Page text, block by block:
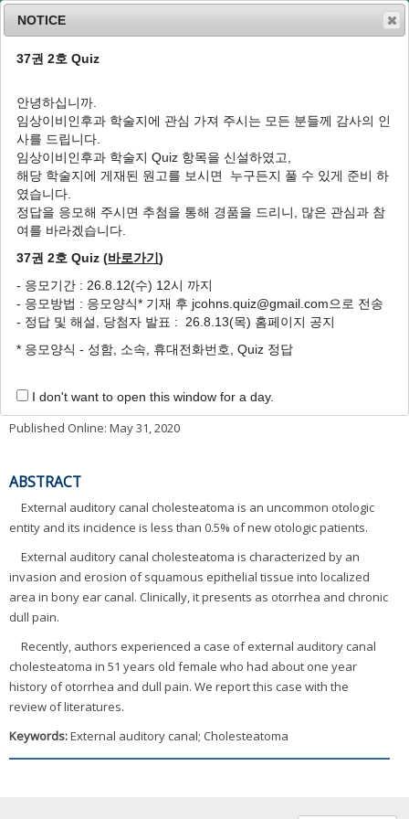
n
v
o
J Clin Otolaryngol Head Neck Surg
(1): 98-101
pISSN: 1225-0244, eISSN: 2713-833X
DOI:https://doi.org/10.35420/jcohns.1994.5.1.98
임상
외이도 진주종 1례
김효준 1,정태기1,윤성원1,윤태현
A Case of External Auditory Canal
Cholesteatoma
Hyo Joon Kim ,Tae Gee Jung ,Seong Won Yoon
Author Information & Copyright▼
Published Online: May 31, 2020
ABSTRACT
External auditory canal cholesteatoma is an uncommon otologic
entity and its incidence is less than 0.5% of new otologic patients.
External auditory canal cholesteatoma is characterized by an
invasion and erosion of squamous epithelial tissue into localized
area in bony ear canal. Clinically, it presents as otorrhea and chronic
dull pain.
Recently, authors experienced a case of external auditory canal
cholesteatoma in 51 years old female who had about one year
history of otorrhea and dull pain. We report this case with the
review of literatures.
Keywords:External auditory canal; Cholesteatoma
NOTICE
37권 2호 Quiz
안녕하십니까.
임상이비인후과 학술지에 관심 가져 주시는 모든 분들께 감사의 인
사를 드립니다.
임상이비인후과 학술지 Quiz 항목을 신설하였고,
해당 학술지에 게재된 원고를 보시면 누구든지 풀 수 있게 준비 하
였습니다.
정답을 응모해 주시면 추첨을 통해 경품을 드리니, 많은 관심과 참
여를 바라겠습니다.
37권 2호 Quiz (바로가기)
- 응모기간 : 26.8.12(수) 12시 까지
- 응모방법 : 응모양식* 기재 후 jcohns.quiz@gmail.com으로 전송
- 정답 및 해설, 당첨자 발표 : 26.8.13(목) 홈페이지 공지
* 응모양식 - 성함, 소속, 휴대전화번호, Quiz 정답
I don't want to open this window for a day.